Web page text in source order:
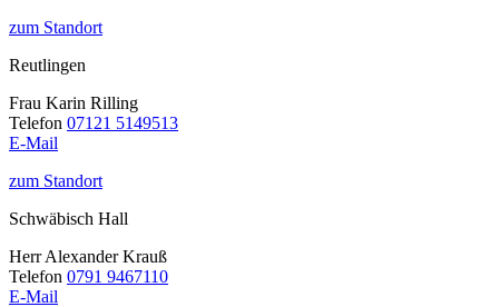
zum Standort
Reutlingen
Frau Karin Rilling
Telefon 07121 5149513
E-Mail
zum Standort
Schwäbisch Hall
Herr Alexander Krauß
Telefon 0791 9467110
E-Mail